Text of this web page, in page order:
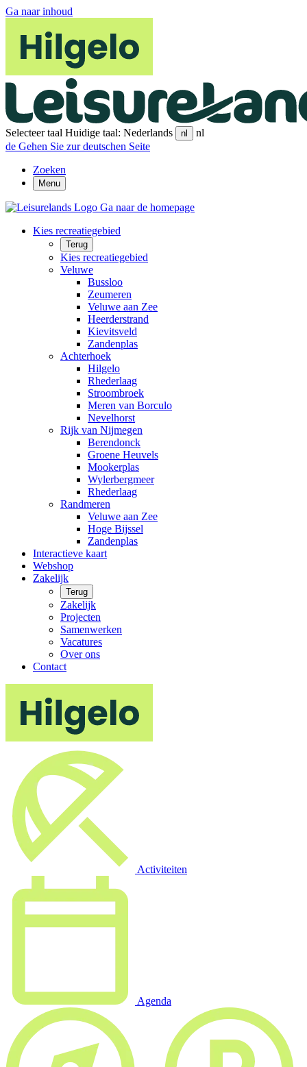
Ga naar inhoud
Selecteer taal Huidige taal: Nederlands nl
nl
de Gehen Sie zur deutschen Seite
Zoeken
Menu
Ga naar de homepage
Kies recreatiegebied
Terug
Kies recreatiegebied
Veluwe
Bussloo
Zeumeren
Veluwe aan Zee
Heerderstrand
Kievitsveld
Zandenplas
Achterhoek
Hilgelo
Rhederlaag
Stroombroek
Meren van Borculo
Nevelhorst
Rijk van Nijmegen
Berendonck
Groene Heuvels
Mookerplas
Wylerbergmeer
Rhederlaag
Randmeren
Veluwe aan Zee
Hoge Bijssel
Zandenplas
Interactieve kaart
Webshop
Zakelijk
Terug
Zakelijk
Projecten
Samenwerken
Vacatures
Over ons
Contact
Activiteiten
Agenda